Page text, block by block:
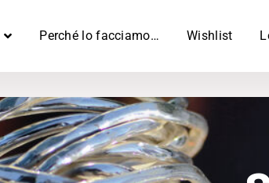
Perché lo facciamo… Wishlist